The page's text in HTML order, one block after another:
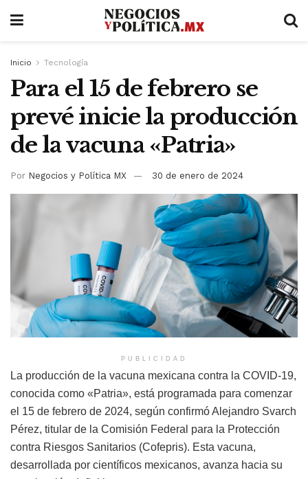
Inicio Tecnología
Para el 15 de febrero se
prevé inicie la producción
de la vacuna «Patria»
Por Negocios y Política MX 30 de enero de 2024
PUBLICIDAD
La producción de la vacuna mexicana contra la COVID-19,
conocida como «Patria», está programada para comenzar
el 15 de febrero de 2024, según confirmó Alejandro Svarch
Pérez, titular de la Comisión Federal para la Protección
contra Riesgos Sanitarios (Cofepris). Esta vacuna,
desarrollada por científicos mexicanos, avanza hacia su